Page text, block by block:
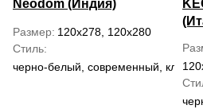
Neodom (Индия)
Размер 120x278, 120x280
Стиль
черно-белый, современный,